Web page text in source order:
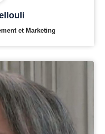
et Marketing